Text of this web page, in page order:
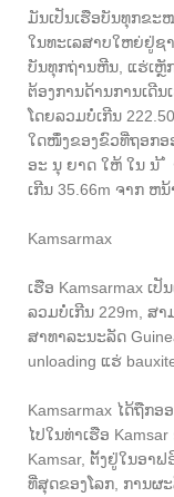
ມັນ​ເປັນ​ເຮືອ​ບັນທຸກ​ຂະ
ໃນ​ທະເລສາບ​ໃຫຍ່​ຢູ່​ຊ
ບັນທຸກ​ຖ່ານ​ຫີນ, ແຮ່​ເຫຼັ
ຕ້ອງ​ການ​ດ້ານ​ການ​ເດີນ​
ໂດຍ​ລວມ​ບໍ່​ເກີນ
ໃດ​ໜຶ່ງ​ຂອງ​ຂົວ​ທີ່​ຖອກ​ອ
ອະ ນຸ ຍາດ ໃຫ້ ໃນ ນ
ເກີນ 35.66m ຈາກ ຫນ້
Kamsarmax
ເຮືອ Kamsarmax ເ
ລວມບໍ່ເກີນ 229m, ສາ
ສາທາລະນະລັດ
unloading ແຮ່
Kamsarmax ໄດ້ຖືກ
ໄປໃນທ່າເຮືອ Kamsar
Kamsar, ຕັ້ງຢູ່ໃນອາ
ທີ່ສຸດຂອງໂລກ, ການຜ